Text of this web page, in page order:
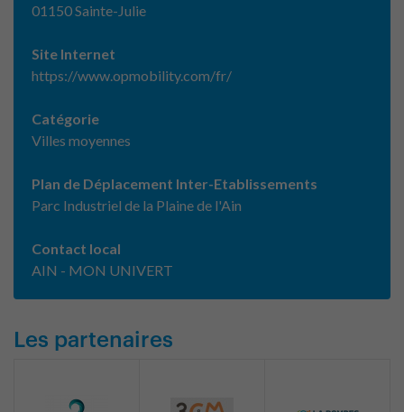
01150 Sainte-Julie
Site Internet
https://www.opmobility.com/fr/
Catégorie
Villes moyennes
Plan de Déplacement Inter-Etablissements
Parc Industriel de la Plaine de l'Ain
Contact local
AIN - MON UNIVERT
Les partenaires